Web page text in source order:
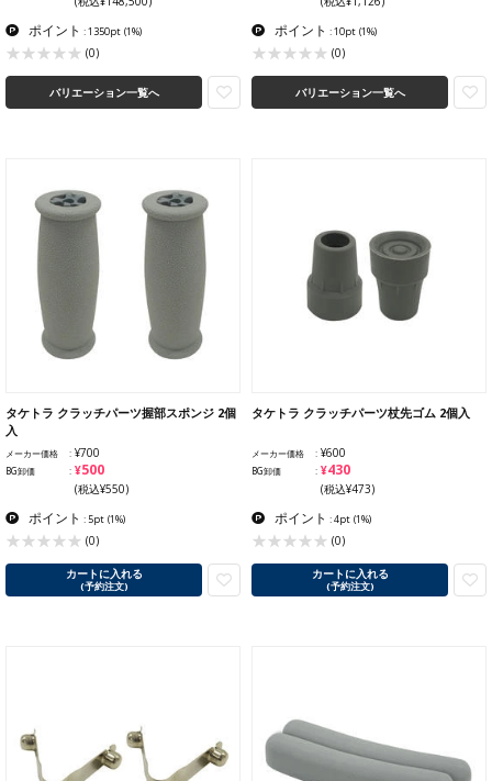
ポイント : 1350pt (1%)
(0)
バリエーション一覧へ
ポイント : 10pt (1%)
(0)
バリエーション一覧へ
タケトラ クラッチパーツ握部スポンジ 2個
入
メーカー価格 ¥700
BG卸価 ¥500
(税込¥550)
ポイント : 5pt (1%)
(0)
カートに入れる
(予約注文)
タケトラ クラッチパーツ杖先ゴム 2個入
メーカー価格 ¥600
BG卸価 ¥430
(税込¥473)
ポイント : 4pt (1%)
(0)
カートに入れる
(予約注文)